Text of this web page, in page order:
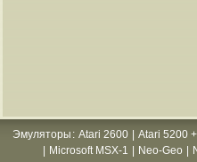
Эмуляторы : Atari 2600 Atari 5200
Microsoft MSX-1 Neo-Geo